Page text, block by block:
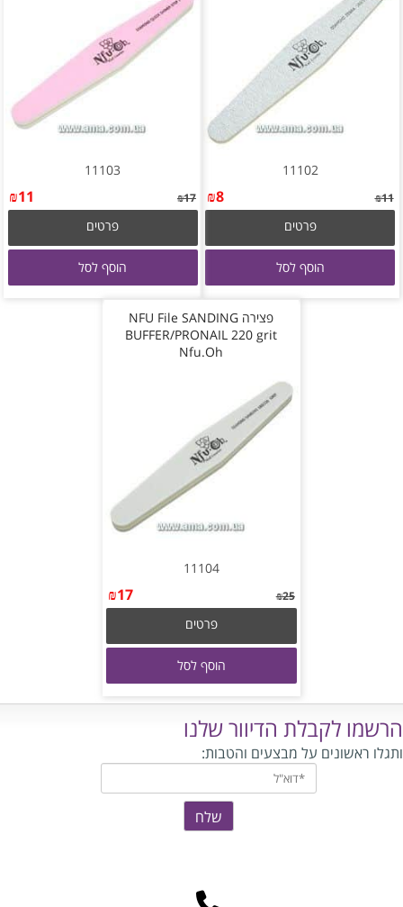
11102
₪11
₪8
פרטים
הוסף לסל
11103
₪17
₪11
פרטים
הוסף לסל
פצירה NFU File SANDING
BUFFER/PRONAIL 220 grit
Nfu.Oh
11104
₪25
₪17
פרטים
הוסף לסל
הרשמו לקבלת הדיוור שלנו
ותגלו ראשונים על מבצעים והטבות: